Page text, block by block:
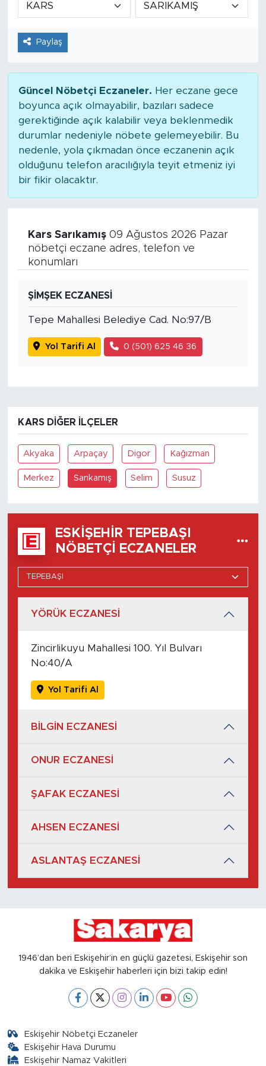
Paylaş
Güncel Nöbetçi Eczaneler. Her eczane gece
boyunca açık olmayabilir, bazıları sadece
gerektiğinde açık kalabilir veya beklenmedik
durumlar nedeniyle nöbete gelemeyebilir. Bu
nedenle, yola çıkmadan önce eczanenin açık
olduğunu telefon aracılığıyla teyit etmeniz iyi
bir fikir olacaktır.
Kars Sarıkamış09 Ağustos 2026 Pazar
nöbetçi eczane adres, telefon ve
konumları
ŞİMŞEK ECZANESİ
Tepe Mahallesi Belediye Cad. No:97/B
Yol Tarifi Al 0 (501) 625 46 36
KARS DIĞER İLÇELER
Akyaka Arpaçay Digor Kağızman
Merkez Sarıkamış Selim Susuz
ESKIŞEHIR TEPEBAŞI
NÖBETÇI ECZANELER
YÖRÜK ECZANESİ
Zincirlikuyu Mahallesi 100. Yıl Bulvarı
No:40/A
Yol Tarifi Al
BİLGİN ECZANESİ
ONUR ECZANESİ
ŞAFAK ECZANESİ
AHSEN ECZANESİ
ASLANTAŞ ECZANESİ
1946’dan beri Eskişehir’in en güçlü gazetesi, Eskişehir son
dakika ve Eskişehir haberleri için bizi takip edin!
Eskişehir Nöbetçi Eczaneler
Eskişehir Hava Durumu
Eskişehir Namaz Vakitleri
Tarihçe
Resmi İlanlar
Foto Şaka
Politika